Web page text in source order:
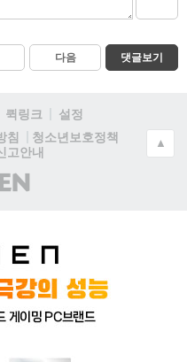
다음 댓글보기
퀵링크
설정
침
청소년보호정책
고안내
)
▲